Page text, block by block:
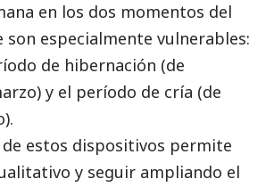
en los dos momentos del
son especialmente vulnerables:
de hibernación (de
y el período de cría (de
estos dispositivos permite
y seguir ampliando el